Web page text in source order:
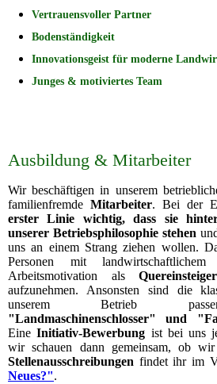
Vertrauensvoller Partner
Bodenständigkeit
Innovationsgeist für moderne
Junges & motiviertes Team
Ausbildung & Mitarbeiter
Wir beschäftigen in unserem
familienfremde Mitarbeiter. Bei der
erster Linie wichtig, dass sie
unserer Betriebsphilosophie stehen
uns an einem Strang ziehen wollen.
Personen mit
Arbeitsmotivation alsQuereinsteiger
aufzunehmen. Ansonsten sind die
unserem Betrieb
"Landmaschinenschlosser" und
EineInitiativ-Bewerbung ist bei uns
wir schauen dann gemeinsam, ob
Stellenausschreibungen findet ihr im
Neues?".